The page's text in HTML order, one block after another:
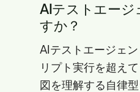
AIテストエー
すか？
AIテストエージェ
リプト実行を超え
図を理解する自律